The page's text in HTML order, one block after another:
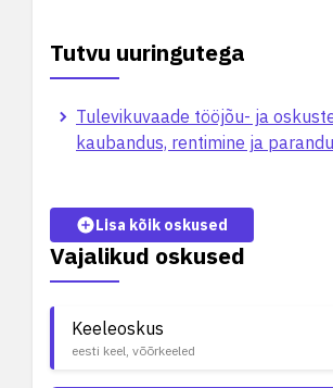
Tutvu uuringutega
Tulevikuvaade tööjõu- ja
kaubandus, rentimine ja
Vajalikud oskused
Lisa kõik oskused
Keeleoskus
eesti keel, võõrkeeled